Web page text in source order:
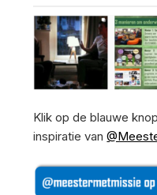
Klik op de blauwe
inspiratie van